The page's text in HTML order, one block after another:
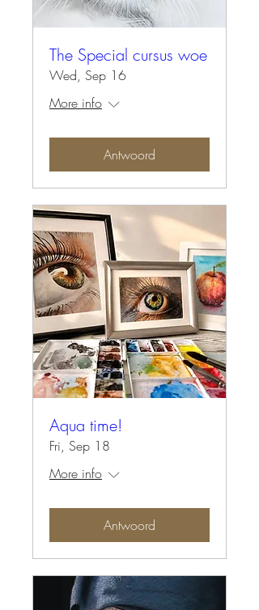
The Special cursus woe
Wed, Sep 16
More info
Antwoord
Aqua time!
Fri, Sep 18
More info
Antwoord